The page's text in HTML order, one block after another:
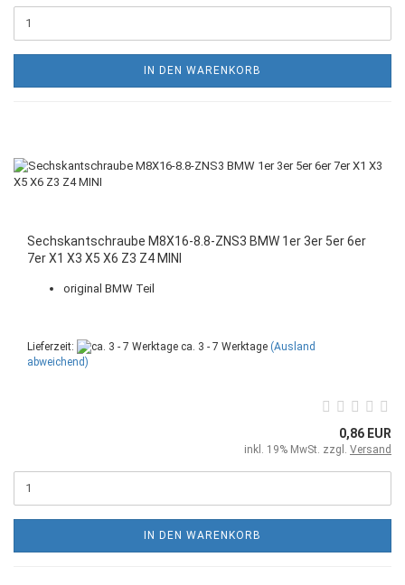
IN DEN WARENKORB
Sechskantschraube M8X16-8.8-ZNS3 BMW 1er 3er 5er 6er
7er X1 X3 X5 X6 Z3 Z4 MINI
original BMW Teil
Lieferzeit: ca. 3 - 7 Werktage (Ausland
abweichend)
0,86 EUR
inkl. 19% MwSt. zzgl. Versand
IN DEN WARENKORB